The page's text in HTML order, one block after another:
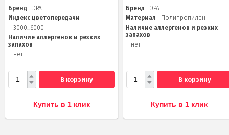
Бренд
ЭРА
Индекс цветопередачи
3000...6000
Наличие аллергенов и резких
запахов
нет
В корзину
Купить в 1 клик
Бренд
ЭРА
Материал
Полипропилен
Наличие аллергенов и резких
запахов
нет
В корзину
Купить в 1 клик